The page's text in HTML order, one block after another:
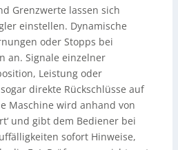
Grenzwerte lassen sich
einstellen. Dynamische
oder Stopps bei
an. Signale einzelner
Leistung oder
direkte Rückschlüsse auf
Maschine wird anhand von
und gibt dem Bediener bei
sofort Hinweise,